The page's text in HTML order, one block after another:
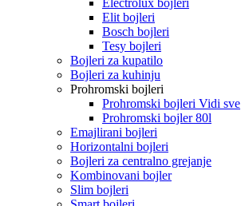
Electrolux bojleri
Elit bojleri
Bosch bojleri
Tesy bojleri
Bojleri za kupatilo
Bojleri za kuhinju
Prohromski bojleri
Prohromski bojleri Vidi sve
Prohromski bojler 80l
Emajlirani bojleri
Horizontalni bojleri
Bojleri za centralno grejanje
Kombinovani bojler
Slim bojleri